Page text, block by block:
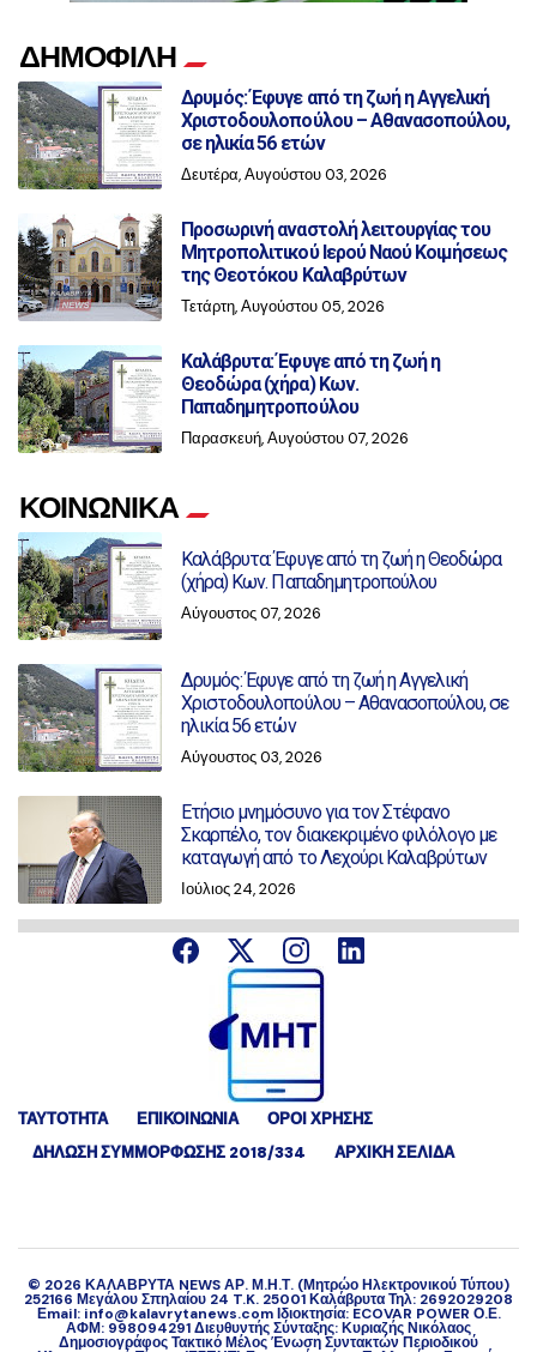
ΔΗΜΟΦΙΛΗ
Δρυμός: Έφυγε από τη ζωή η Αγγελική
Χριστοδουλοπούλου – Αθανασοπούλου,
σε ηλικία 56 ετών
Δευτέρα, Αυγούστου 03, 2026
Προσωρινή αναστολή λειτουργίας του
Μητροπολιτικού Ιερού Ναού Κοιμήσεως
της Θεοτόκου Καλαβρύτων
Τετάρτη, Αυγούστου 05, 2026
Καλάβρυτα: Έφυγε από τη ζωή η
Θεοδώρα (χήρα) Κων.
Παπαδημητροπούλου
Παρασκευή, Αυγούστου 07, 2026
ΚΟΙΝΩΝΙΚΑ
Καλάβρυτα: Έφυγε από τη ζωή η Θεοδώρα
(χήρα) Κων. Παπαδημητροπούλου
Αύγουστος 07, 2026
Δρυμός: Έφυγε από τη ζωή η Αγγελική
Χριστοδουλοπούλου – Αθανασοπούλου, σε
ηλικία 56 ετών
Αύγουστος 03, 2026
Ετήσιο μνημόσυνο για τον Στέφανο
Σκαρπέλο, τον διακεκριμένο φιλόλογο με
καταγωγή από το Λεχούρι Καλαβρύτων
Ιούλιος 24, 2026
ΤΑΥΤΟΤΗΤΑ ΕΠΙΚΟΙΝΩΝΙΑ
ΟΡΟΙ ΧΡΗΣΗΣ
ΔΉΛΩΣΗ ΣΥΜΜΌΡΦΩΣΗΣ 2018/334
ΑΡΧΙΚΗ ΣΕΛΙΔΑ
© 2026 ΚΑΛΑΒΡΥΤΑ NEWS ΑΡ. Μ.Η.Τ. (Μητρώο Ηλεκτρονικού Τύπου)
252166 Μεγάλου Σπηλαίου 24 T.K. 25001 Καλάβρυτα Τηλ: 2692029208
Εmail: info@kalavrytanews.com Ιδιοκτησία: ECOVAR POWER Ο.Ε.
ΑΦΜ: 998094291 Διευθυντής Σύνταξης: Κυριαζής Νικόλαος
Δημοσιογράφος Τακτικό Μέλος Ένωση Συντακτών Περιοδικού